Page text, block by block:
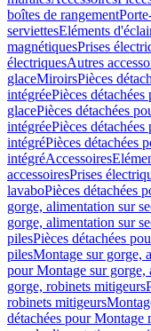
boîtes de rangement
serviettesEléments
magnétiquesPrises
électriquesAutres
glaceMiroirsPièces
intégréePièces
glacePièces détachées
intégréePièces
intégréPièces détachées
intégréAccessoires
accessoiresPrises
lavaboPièces détachées
gorge, alimentation sur
gorge, alimentation sur
pilesPièces détachées
pilesMontage sur gorge,
pour Montage sur gorge,
gorge, robinets mitigeurs
robinets mitigeurs
détachées pour Montage